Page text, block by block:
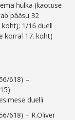
hulka (kaotuse
pääsu 32
1/16 duell
korral 17. koht)
618) –
615)
duelli
618) – R.Oliver